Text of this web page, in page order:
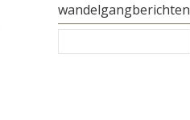
wandelgangberichten